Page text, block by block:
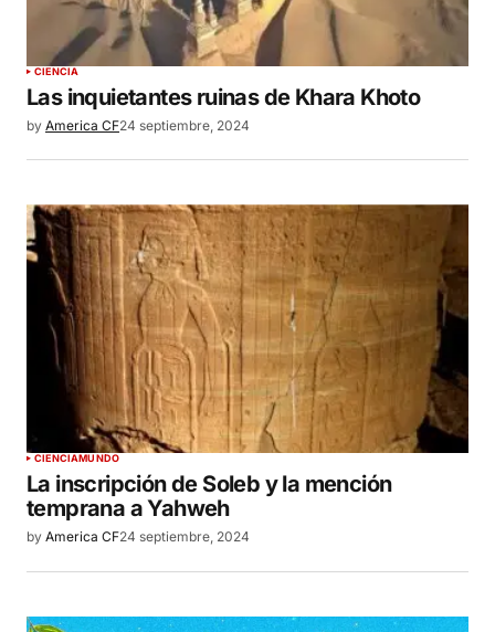
CIENCIA
Las inquietantes ruinas de Khara Khoto
by America CF24 septiembre, 2024
CIENCIAMUNDO
La inscripción de Soleb y la mención
temprana a Yahweh
by America CF24 septiembre, 2024